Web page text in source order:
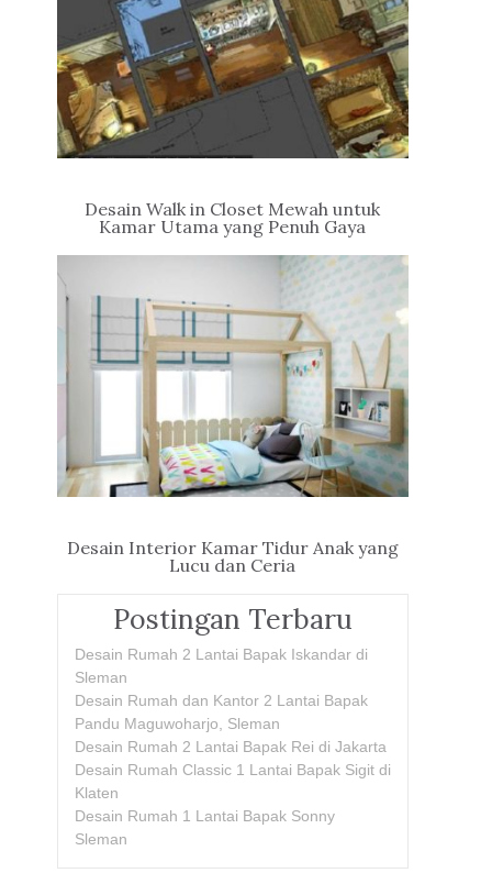
Desain Walk in Closet Mewah untuk
Kamar Utama yang Penuh Gaya
Desain Interior Kamar Tidur Anak yang
Lucu dan Ceria
Postingan Terbaru
Desain Rumah 2 Lantai Bapak Iskandar di
Sleman
Desain Rumah dan Kantor 2 Lantai Bapak
Pandu Maguwoharjo, Sleman
Desain Rumah 2 Lantai Bapak Rei di Jakarta
Desain Rumah Classic 1 Lantai Bapak Sigit di
Klaten
Desain Rumah 1 Lantai Bapak Sonny
Sleman